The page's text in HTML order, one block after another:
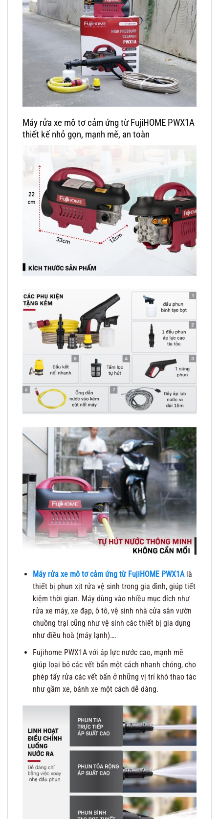
Máy rửa xe mô tơ cảm ứng từ FujiHOME PWX1A
thiết kế nhỏ gọn, mạnh mẽ, an toàn
Máy rửa xe mô tơ cảm ứng từ FujiHOME PWX1Alà
thiết bị phun xịt rửa vệ sinh trong gia đình, giúp tiết
kiệm thời gian. Máy dùng vào nhiều mục đích như
rửa xe máy, xe đạp, ô tô, vệ sinh nhà cửa sân vườn
chuồng trại cũng như vệ sinh các thiết bị gia dụng
như điều hoà (máy lạnh)….
Fujihome PWX1A với áp lực nước cao, mạnh mẽ
giúp loại bỏ các vết bẩn một cách nhanh chóng, cho
phép tẩy rửa các vết bẩn ở những vị trí khó thao tác
như gầm xe, bánh xe một cách dễ dàng.